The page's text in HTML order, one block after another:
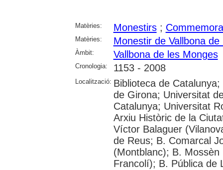
Matèries: Monestirs;
Matèries: Monestir de Vallbona
Àmbit: Vallbona de les Monges
Cronologia: 1153 - 2008
Localització: Biblioteca de
de Girona; Universitat
Catalunya; Universitat
Arxiu Històric de la
Víctor Balaguer
de Reus; B. Comarcal
(Montblanc); B.
Francolí); B. Pública de